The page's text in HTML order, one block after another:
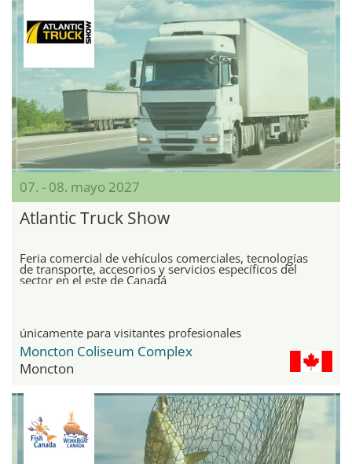
07. - 08. mayo 2027
Atlantic Truck Show
Feria comercial de vehículos comerciales, tecnologías
de transporte, accesorios y servicios específicos del
sector en el este de Canadá
únicamente para visitantes profesionales
Moncton Coliseum Complex
Moncton